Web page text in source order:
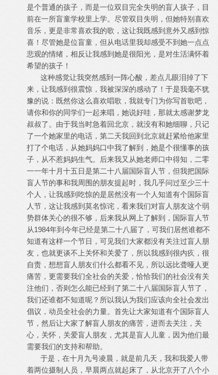
是个普通的孩子，而是一位双目完全失明的盲人孩子，目
前在一所盲童学校里上学。尽管双目失明，但她特别喜欢
音乐，更是非常喜欢我的歌，这让我既感到意外又感到惊
喜！尽管她是位盲童，但从电话里我却感受不到她一点点
悲观的情绪，相反让我感到她是很阳光，是对生活满怀着
希望的孩子！
这种感觉让我突然感到一阵心酸，差点儿眼泪掉了下
来，让我感到很震惊，我被深深的感动了！于是我毫不犹
豫的说：既然你这么喜欢唱歌，我就专门为你写首歌吧，
请你和你的同学们一起来唱，她说好哇，那就太感谢梦龙
叔叔了。由于我当时急着回北京，就没有和她细聊，只记
了一个她家里的电话，第二天我回到北京就赶紧给他家里
打了个电话，从她妈妈口中我了解到，她是个很懂事的孩
子，从不惹妈妈生气。后来我又从她老师口中得知，二零
一一年十月十五日是第二十八届国际盲人节，但我把国际
盲人节的事和我周围的朋友提起时，我几乎问过至少三十
个人，让我感到吃惊的是居然没有一个人知道有个国际盲
人节，这让我感到莫名惊诧，看来我们对盲人朋友这个弱
势群体关心的很不够，后来我从网上了解到，国际盲人节
从1984年到今年已经是第二十八届了，可我们居然谁都不
知道有这样一个节日，可见我们大家都没有关注过盲人朋
友，也就更谈不上关怀和关爱了，所以我感到很内疚，很
自责，想想盲人朋友们什么都看不见，所以远比聋哑人更
痛苦，更需要我们全社会的关爱，恰恰我们的社会没有关
注他们，否则怎么能已经到了第二十八届国际盲人节了，
我们还谁都不知道呢？所以我认为我们应该向全社会发出
倡议，动员全社会的力量。首先让大家知道有个国际盲人
节，然后让大家了解盲人朋友的痛苦，进而去关注，关
心，关怀，关爱盲人朋友，尤其是盲人儿童，因为他们最
需要我们的支持和帮助。
于是，在十月九号凌晨，就是前几天，我和我爱人带
着两位摄制人员，早晨两点就起床了，从北京开了八个小